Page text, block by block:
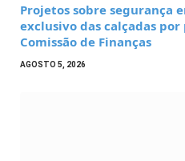
Projetos sobre segurança
exclusivo das calçadas
Comissão de Finanças
AGOSTO 5, 2026